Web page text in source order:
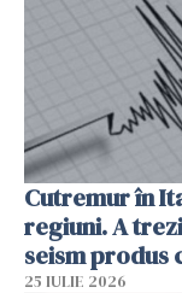
Cutremur în
regiuni. A
seism produs
25 IULIE 2026